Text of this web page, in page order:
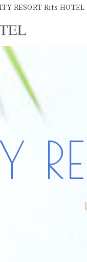
RESORT Rits HOTEL